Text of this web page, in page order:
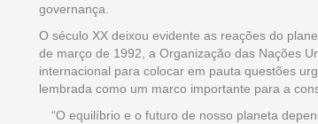
governança.
O século XX deixou evidente as reações do
de março de 1992, a Organização das Nações
internacional para colocar em pauta questões
lembrada como um marco importante para a
“O equilíbrio e o futuro de nosso planeta